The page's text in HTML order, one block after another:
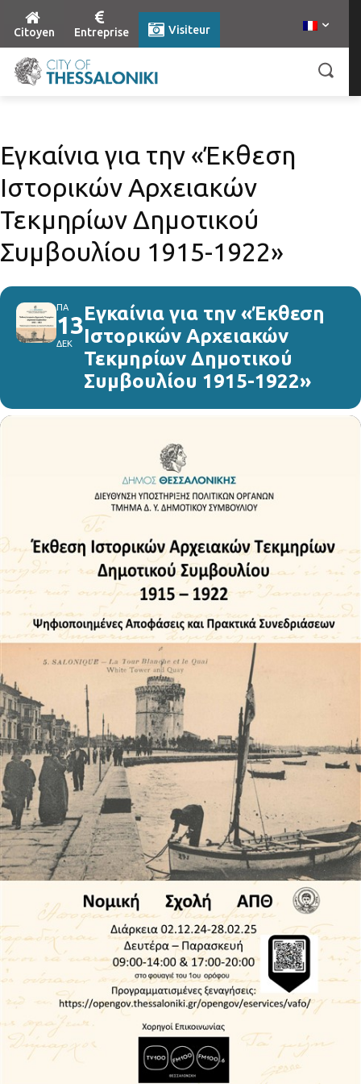
Citoyen Entreprise Visiteur
Εγκαίνια για την «Έκθεση
Ιστορικών Αρχειακών
Τεκμηρίων Δημοτικού
Συμβουλίου 1915-1922»
ΠΑ
13
ΔΕΚ
Εγκαίνια για την «Έκθεση
Ιστορικών Αρχειακών
Τεκμηρίων Δημοτικού
Συμβουλίου 1915-1922»